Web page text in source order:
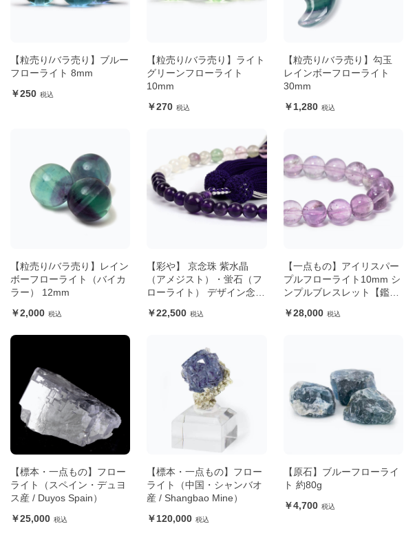
【粒売り/バラ売り】ブルー
フローライト 8mm
250
【粒売り/バラ売り】ライト
グリーンフローライト
10mm
270
【粒売り/バラ売り】勾玉
レインボーフローライト
30mm
1,280
【粒売り/バラ売り】レイン
ボーフローライト（バイカ
ラー） 12mm
2,000
【彩や】 京念珠 紫水晶
（アメジスト）・蛍石（フ
ローライト） デザイン念珠
22,500
【一点もの】アイリスパー
プルフローライト10mm シ
ンプルブレスレット【鑑別
28,000
【標本・一点もの】フロー
ライト（スペイン・デュヨ
ス産 / Duyos Spain）
25,000
【標本・一点もの】フロー
ライト（中国・シャンバオ
産 / Shangbao Mine）
120,000
【原石】ブルーフローライ
ト 約80g
4,700